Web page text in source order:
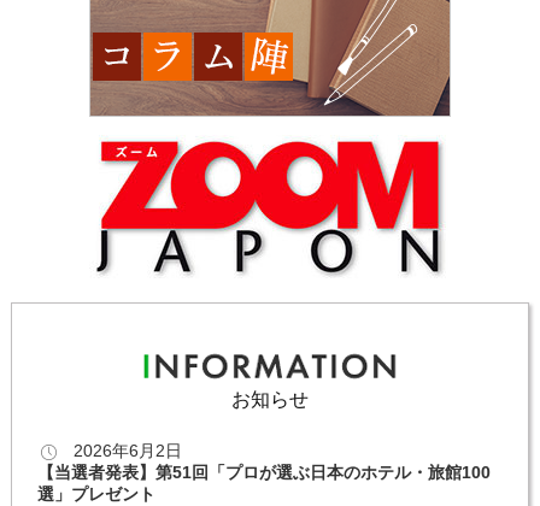
お知らせ
2026年6月2日
【当選者発表】第51回「プロが選ぶ日本のホテル・旅館100
選」プレゼント